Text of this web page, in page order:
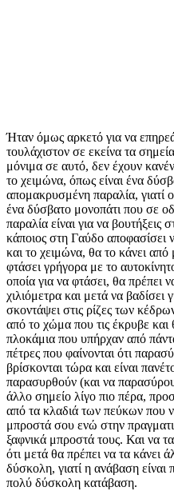
Ήταν όμως αρκετό για να
τουλάχιστον σε εκείνα τα
μόνιμα σε αυτό, δεν έχουν
το χειμώνα, όπως είναι ένα
απομακρυσμένη παραλία, γιατί
ένα δύσβατο μονοπάτι που σε
παραλία είναι για να
κάποιος στη Γαύδο
και το χειμώνα, θα το κάνει
φτάσει γρήγορα με το
οποία για να φτάσει, θα πρέπει
χιλιόμετρα και μετά να
σκοντάψει στις ρίζες των
από το χώμα που τις έκρυβε
πλοκάμια που υπήρχαν από
πέτρες που φαίνονται ότι
βρίσκονται τώρα και είναι
παρασυρθούν (και να
άλλο σημείο λίγο πιο πέρα,
από τα κλαδιά των πεύκων που
μπροστά σου ενώ στην
ξαφνικά μπροστά τους. Και να
ότι μετά θα πρέπει να τα κάνει
δύσκολη, γιατί η ανάβαση
πολύ δύσκολη κατάβαση.